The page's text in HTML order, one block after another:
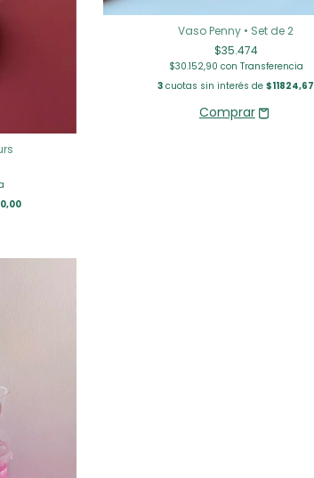
Vaso Penny • Set de 2
$35.474
$30.152,90 con Transferencia
3 cuotas sin interés de$11824,67